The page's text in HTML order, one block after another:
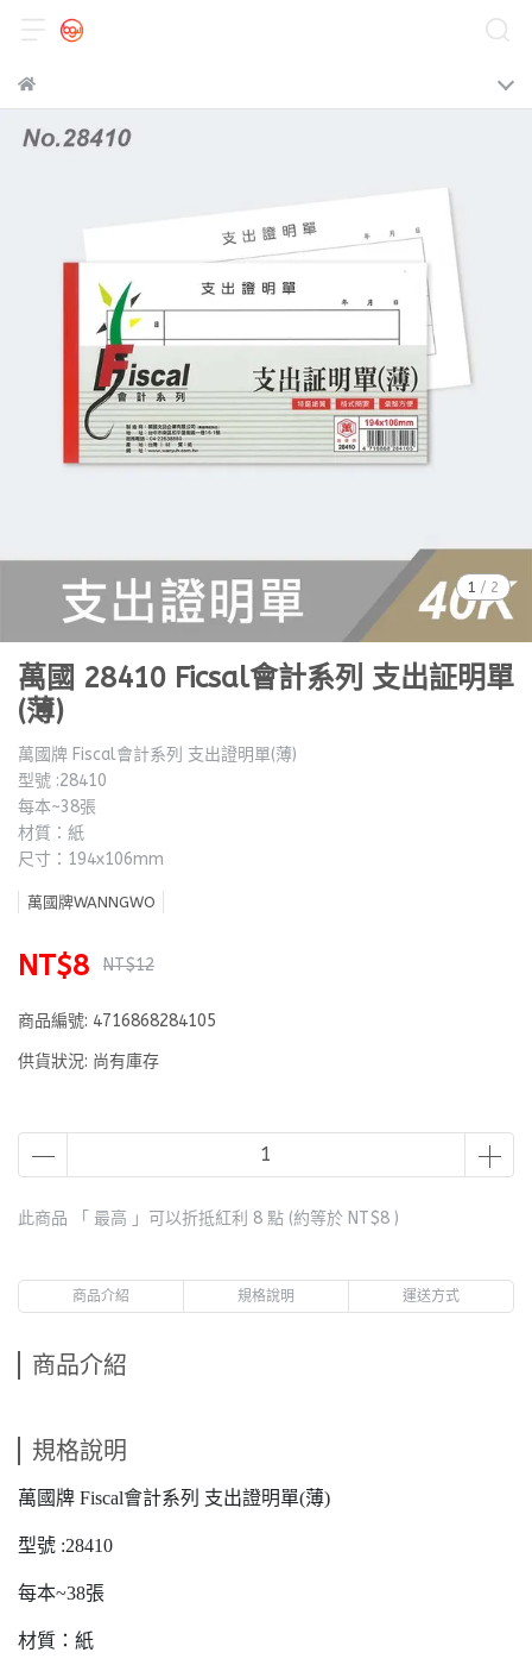
1 / 2
萬國 28410 Ficsal會計系列 支出証明單
(薄)
萬國牌 Fiscal會計系列 支出證明單(薄)
型號 :28410
每本~38張
材質：紙
尺寸：194x106mm
萬國牌WANNGWO
NT$8 NT$12
商品編號: 4716868284105
供貨狀況: 尚有庫存
此商品 「 最高 」可以折抵紅利 8 點 (約等於 NT$8 )
商品介紹 規格說明 運送方式
商品介紹
規格說明
萬國牌 Fiscal會計系列 支出證明單(薄)
型號 :28410
每本~38張
材質：紙